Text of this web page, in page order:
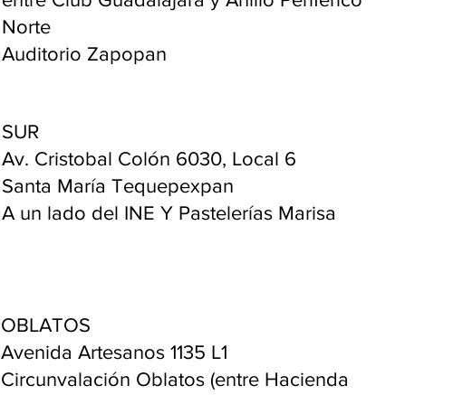
Norte
Auditorio Zapopan
SUR
Av. Cristobal Colón 6030, Local 6
Santa María Tequepexpan
A un lado del INE Y Pastelerías Marisa
OBLATOS
Avenida Artesanos 1135 L1
Circunvalación Oblatos (entre Hacienda